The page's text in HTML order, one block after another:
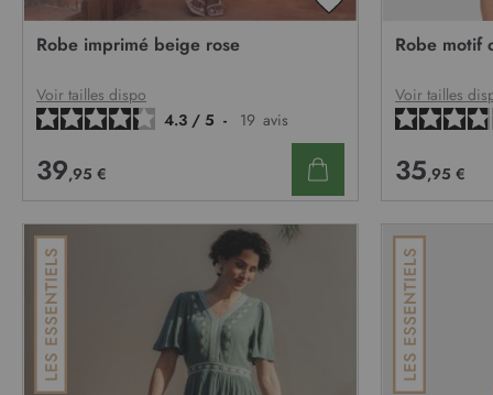
AJOUTER
D’ENVIE
Robe imprimé beige rose
Voir tailles dispo
4.3 / 5 - 19 avis
39,95 €
Robe motif
Voir tailles
35,95 €